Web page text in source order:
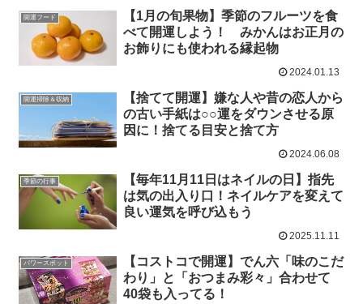
開運フード
【1月の旬果物】季節のフルーツを食
べて開運しよう！ みかんはお正月の
お飾りにも使われる縁起物
2024.01.13
開運掃除＆収納
【捨てて開運】嫌な人や昔の恋人から
の古い手紙は○○運をダウンさせる原
因に！捨てる目安と捨て方
2024.06.08
季節の行事
【毎年11月11日はネイルの日】指先
は気の出入り口！ネイルケアを変えて
良い運気を呼び込もう
2025.11.11
パワースポット
【コストコで開運】でん六「味のこだ
わり」と「おつまみ彩々」合わせて
40袋も入ってる！